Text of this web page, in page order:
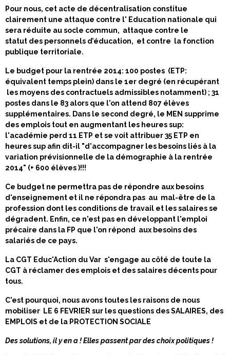
Pour nous, cet acte de décentralisation constitue
clairement une attaque contre l' Education nationale qui
sera réduite au socle commun, attaque contre le
statut des personnels d’éducation, et contre la fonction
publique territoriale.
Le budget pour la rentrée 2014: 100 postes (ETP:
équivalent temps plein) dans le 1er degré (en récupérant
les moyens des contractuels admissibles notamment) ; 31
postes dans le 83 alors que l'on attend 807 élèves
supplémentaires. Dans le second degré, le MEN supprime
des emplois tout en augmentant les heures sup:
l'académie perd 11 ETP et se voit attribuer 35 ETP en
heures sup afin dit-il "d'accompagner les besoins liés à la
variation prévisionnelle de la démographie à la rentrée
2014" (+ 600 élèves )!!!
Ce budget ne permettra pas de répondre aux besoins
d'enseignement et il ne répondra pas au mal-être de la
profession dont les conditions de travail et les salaires se
dégradent. Enfin, ce n'est pas en développant l'emploi
précaire dans la FP que l'on répond aux besoins des
salariés de ce pays.
La CGT Educ'Action du Var s'engage au côté de toute la
CGT à réclamer des emplois et des salaires décents pour
tous.
C'est pourquoi, nous avons toutes les raisons de nous
mobiliser LE 6 FEVRIER sur les questions desSALAIRES, des
EMPLOIS et de la PROTECTION SOCIALE
Des solutions, il y en a ! Elles passent par des choix politiques !